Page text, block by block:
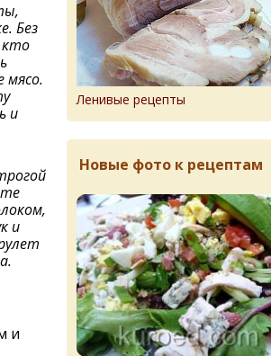
Без
мясо.
и
и
и
Ленивые рецепты
Новые фото к рецептам